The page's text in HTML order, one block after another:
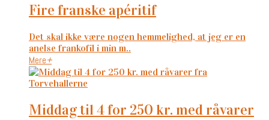
fire franske apéritif
Det skal ikke være nogen hemmelighed, at jeg er en
anelse frankofil i min m..
Mere+
middag til 4 for 250 kr. med råvarer